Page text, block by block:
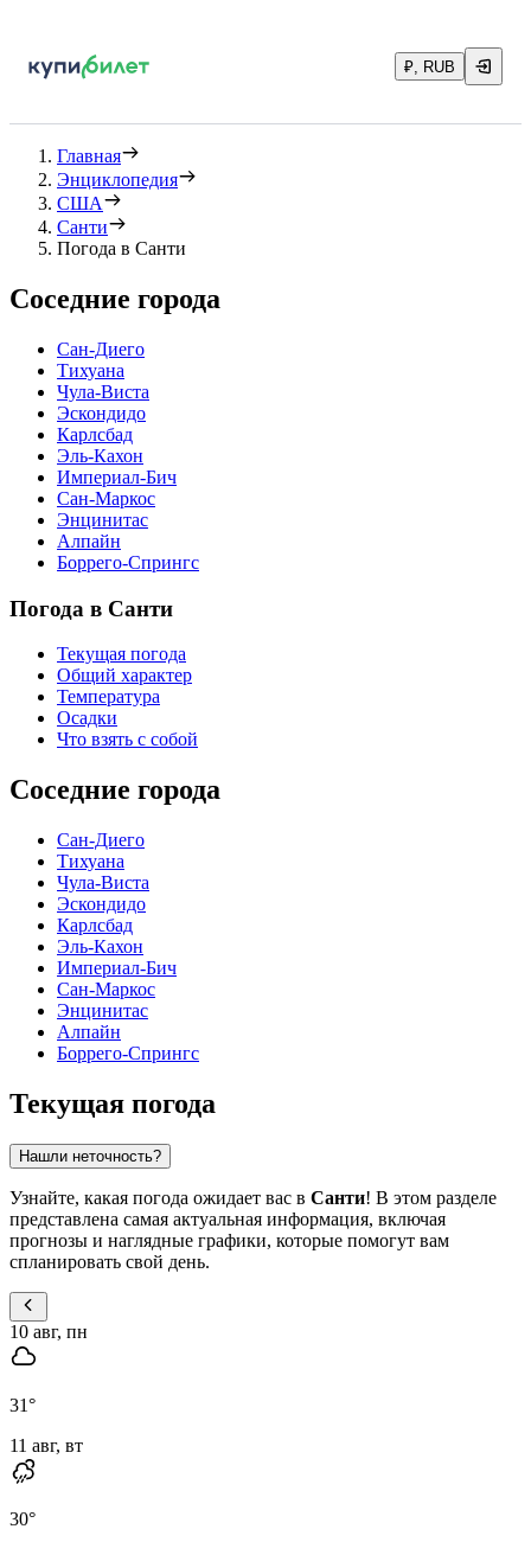
₽, RUB
Главная
Энциклопедия
США
Санти
Погода в Санти
Соседние города
Сан-Диего
Тихуана
Чула-Виста
Эскондидо
Карлсбад
Эль-Кахон
Империал-Бич
Сан-Маркос
Энцинитас
Алпайн
Боррего-Спрингс
Погода в Санти
Текущая погода
Общий характер
Температура
Осадки
Что взять с собой
Соседние города
Сан-Диего
Тихуана
Чула-Виста
Эскондидо
Карлсбад
Эль-Кахон
Империал-Бич
Сан-Маркос
Энцинитас
Алпайн
Боррего-Спрингс
Текущая погода
Нашли неточность?
Узнайте, какая погода ожидает вас в Санти! В этом разделе
представлена самая актуальная информация, включая
прогнозы и наглядные графики, которые помогут вам
спланировать свой день.
10 авг, пн
31°
11 авг, вт
30°